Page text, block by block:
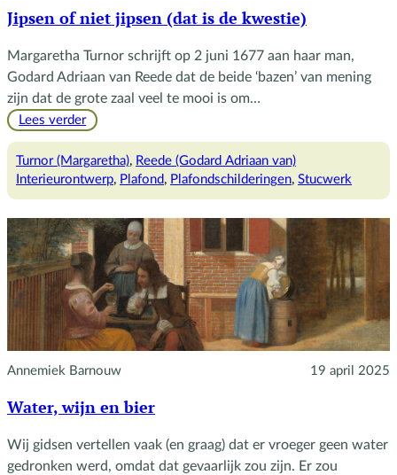
Jipsen of niet jipsen (dat is de kwestie)
Margaretha Turnor schrijft op 2 juni 1677 aan haar man,
Godard Adriaan van Reede dat de beide ‘bazen’ van mening
zijn dat de grote zaal veel te mooi is om…
Lees verder:
of
niet
is
de
kwestie)
Turnor (Margaretha), Reede (Godard Adriaan van)
Interieurontwerp, Plafond, Plafondschilderingen, Stucwerk
Annemiek Barnouw 19 april 2025
Water, wijn en bier
Wij gidsen vertellen vaak (en graag) dat er vroeger geen water
gedronken werd, omdat dat gevaarlijk zou zijn. Er zou